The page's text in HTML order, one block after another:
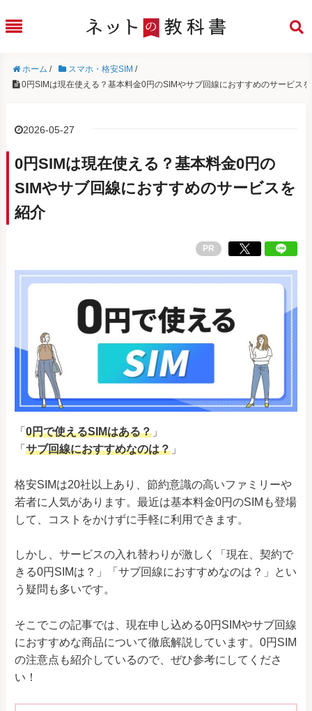
ホーム / スマホ・格安SIM /
0円SIMは現在使える？基本料金0円のSIMやサブ回線におすすめのサービス
2026-05-27
0円SIMは現在使える？基本料金0円の
SIMやサブ回線におすすめのサービスを
紹介
PR
「 0円で使えるSIMはある？ 」
「 サブ回線におすすめなのは？ 」
格安SIMは20社以上あり、節約意識の高いファミリーや
若者に人気があります。最近は基本料金0円のSIMも登場
して、コストをかけずに手軽に利用できます。
しかし、サービスの入れ替わりが激しく「現在、契約で
きる0円SIMは？」「サブ回線におすすめなのは？」とい
う疑問も多いです。
そこでこの記事では、現在申し込める0円SIMやサブ回線
におすすめな商品について徹底解説しています。0円SIM
の注意点も紹介しているので、ぜひ参考にしてくださ
い！